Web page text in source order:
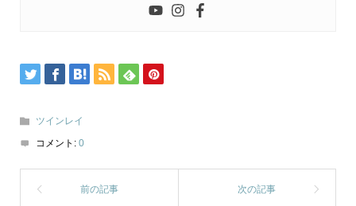
ツインレイ
コメント: 0